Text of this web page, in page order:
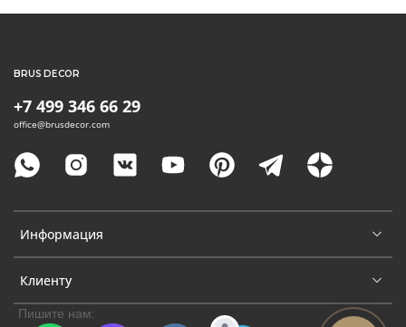
Информация
Клиенту
+7 499 346 66 29
office@brusdecor.com
BRUS DECOR
Пишите нам: